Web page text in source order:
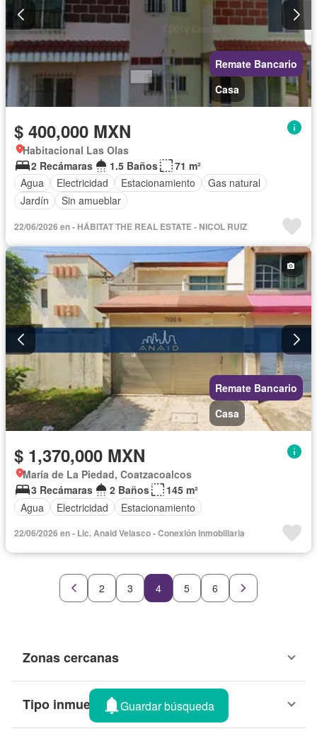
Remate Bancario
Casa
$ 400,000 MXN
Habitacional Las Olas
2 Recámaras
1.5 Baños
71 m²
Agua
Electricidad Estacionamiento
Gas natural
Jardín
Sin amueblar
22/06/2026 en - HÁBITAT THE REAL ESTATE - NICOL RUIZ
Remate Bancario
Casa
$ 1,370,000 MXN
María de La Piedad, Coatzacoalcos
3 Recámaras
2 Baños
145 m²
Agua
Electricidad Estacionamiento
22/06/2026 en - Lic. Anaid Velasco - Conexión inmobiliaria
2 3 4 5 6
Zonas cercanas
Tipo inmueble Guardar búsqueda